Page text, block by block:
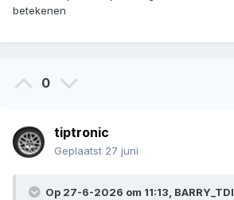
betekenen
0
tiptronic
Geplaatst 27 juni
Op 27-6-2026 om 11:13, BARRY_TDI